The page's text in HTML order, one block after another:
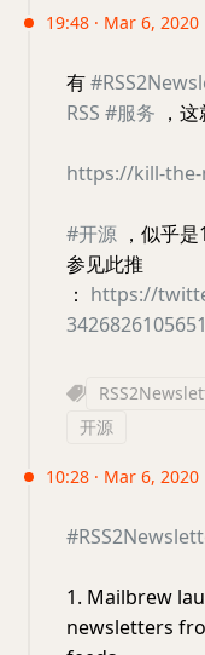
19:48 · Mar 6, 2020
有
RSS #服务 ，
https://kill-
#开源 ，似乎
参见此推
： https://
开源
10:28 · Mar 6, 2020
1. Mailbrew
newsletters